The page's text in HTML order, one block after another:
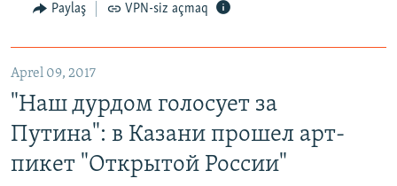
Paylaş VPN-siz açmaq
Aprel 09, 2017
"Наш дурдом голосует за
Путина": в Казани прошел арт-
пикет "Открытой России"